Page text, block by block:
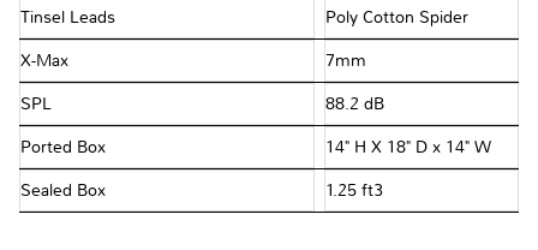
Tinsel Leads Poly Cotton Spider
X-Max 7mm
SPL 88.2 dB
Ported Box 14" H X 18" D x 14" W
Sealed Box 1.25 ft3